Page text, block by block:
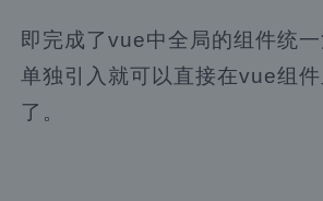
即完成了vue中全局的组件统
单独引入就可以直接在vue组
了。